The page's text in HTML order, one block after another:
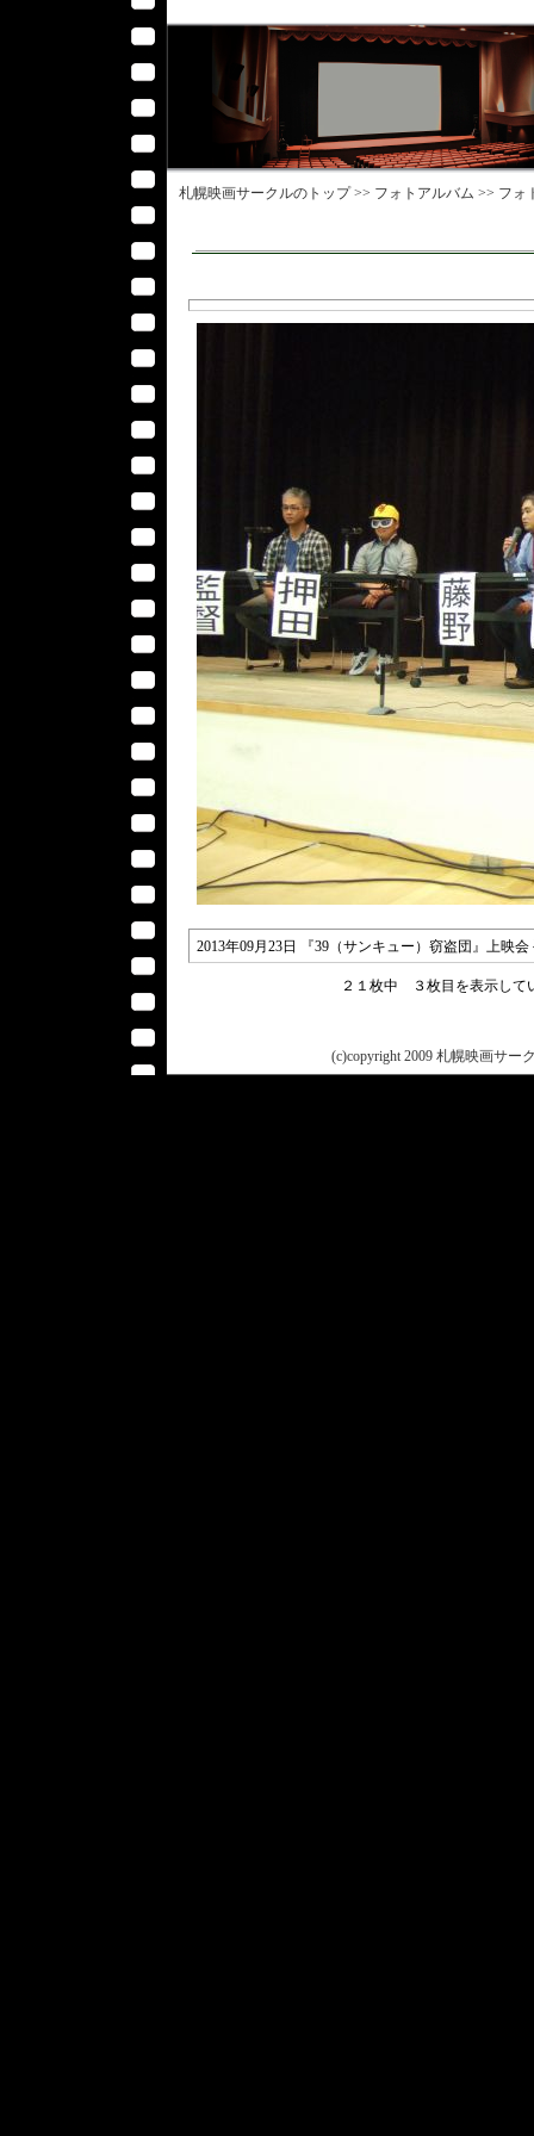
札幌映画サークルのトップ >> フォトアルバム >> フォ
2013年09月23日 『39（サンキュー）窃盗団』上映
２１枚中 ３枚目を表示し
(c)copyright 2009 札幌映画サー